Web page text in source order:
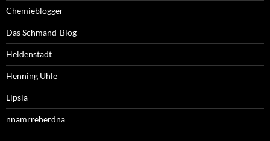
Chemieblogger
Das Schmand-Blog
Heldenstadt
Henning Uhle
Lipsia
nnamrreherdna